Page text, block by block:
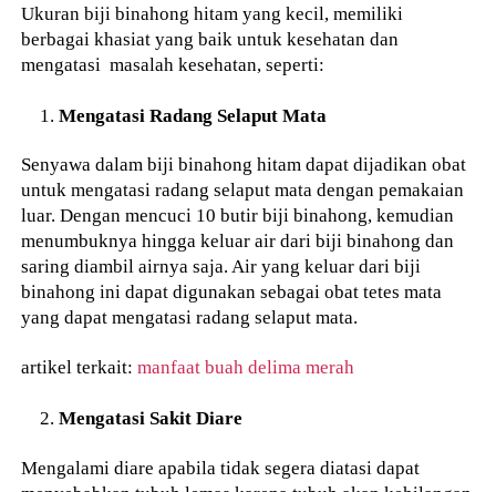
Ukuran biji binahong hitam yang kecil, memiliki
berbagai khasiat yang baik untuk kesehatan dan
mengatasi masalah kesehatan, seperti:
Mengatasi Radang Selaput Mata
Senyawa dalam biji binahong hitam dapat dijadikan obat
untuk mengatasi radang selaput mata dengan pemakaian
luar. Dengan mencuci 10 butir biji binahong, kemudian
menumbuknya hingga keluar air dari biji binahong dan
saring diambil airnya saja. Air yang keluar dari biji
binahong ini dapat digunakan sebagai obat tetes mata
yang dapat mengatasi radang selaput mata.
artikel terkait:manfaat buah delima merah
Mengatasi Sakit Diare
Mengalami diare apabila tidak segera diatasi dapat